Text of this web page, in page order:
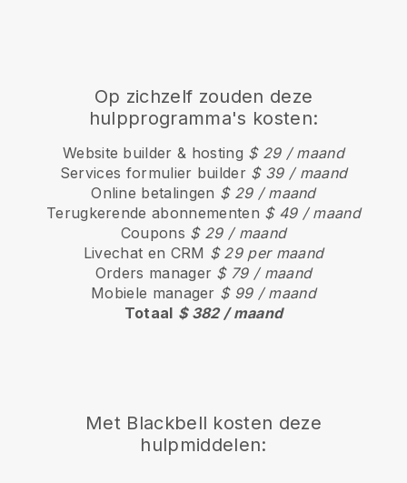
Op zichzelf zouden deze
hulpprogramma's kosten:
Website builder & hosting $ 29 / maand
Services formulier builder $ 39 / maand
Online betalingen $ 29 / maand
Terugkerende abonnementen $ 49 / maand
Coupons $ 29 / maand
Livechat en CRM $ 29 per maand
Orders manager $ 79 / maand
Mobiele manager $ 99 / maand
Totaal $ 382 / maand
Met Blackbell kosten deze
hulpmiddelen: